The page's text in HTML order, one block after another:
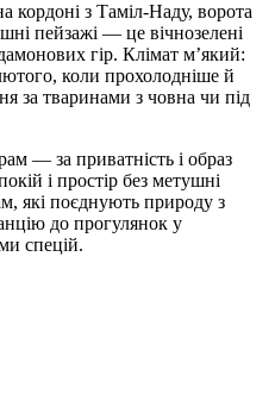
кордоні з Таміл-Наду, ворота
пейзажі — це вічнозелені
гір. Клімат м’який:
коли прохолодніше й
за тваринами з човна чи під
— за приватність і образ
і простір без метушні
які поєднують природу з
до прогулянок у
спецій.